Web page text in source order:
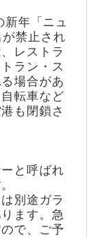
年「ニュ
禁止され
レストラ
ラン・ス
場合があ
転車など
も閉鎖さ
と呼ばれ
別途ガラ
ます。急
で、ご予